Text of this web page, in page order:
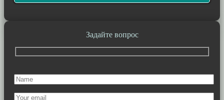
Задайте вопрос